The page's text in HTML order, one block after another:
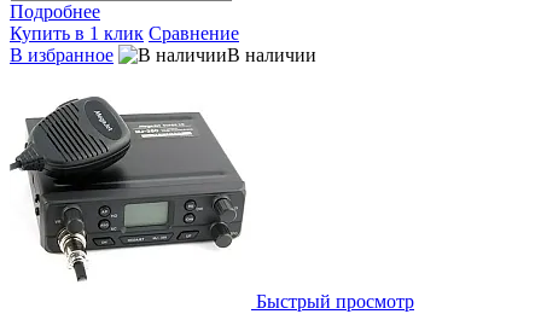
Подробнее
Купить в 1 клик Сравнение
В избранное
В наличии
Быстрый просмотр